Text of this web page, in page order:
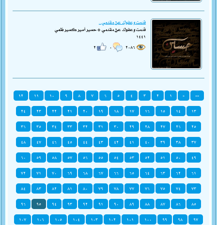
قدمت وعفوك عن مقدمي...
قدمتُ وعفوك عن مقدمي * حسيراً أسيراً كسيراً ظمي
١٤٤١
««
« ١ ٢ ٣ ٤ ٥ ٦ ٧ ٨ ٩ ١٠ ١١
١٢
١٣
١٤ ١٥ ١٦ ١٧ ١٨ ١٩ ٢٠ ٢١ ٢٢ ٢٣
٢٤
٢٥
٢٦ ٢٧ ٢٨ ٢٩ ٣٠ ٣١ ٣٢ ٣٣ ٣٤ ٣٥
٣٦
٣٧
٣٨ ٣٩ ٤٠ ٤١ ٤٢ ٤٣ ٤٤ ٤٥ ٤٦ ٤٧
٤٨
٤٩
٥٠ ٥١ ٥٢ ٥٣ ٥٤ ٥٥ ٥٦ ٥٧ ٥٨ ٥٩
٦٠
٦١
٦٢ ٦٣ ٦٤ ٦٥ ٦٦ ٦٧ ٦٨ ٦٩ ٧٠ ٧١
٧٢
٧٣
٧٤ ٧٥ ٧٦ ٧٧ ٧٨ ٧٩ ٨٠ ٨١ ٨٢ ٨٣
٨٤
٨٥
٨٦ ٨٧ ٨٨ ٨٩ ٩٠ ٩١ ٩٢ ٩٣ ٩٤ ٩٥
٩٦
٩٧
٩٨ ٩٩ ١٠٠ ١٠١ ١٠٢ ١٠٣ ١٠٤ ١٠٥ ١٠٦
١٠٧